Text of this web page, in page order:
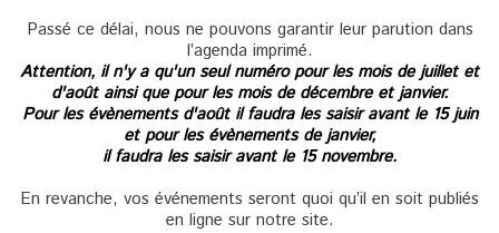
Passé ce délai, nous ne pouvons garantir leur parution dans
l’agenda imprimé.
Attention, il n'y a qu'un seul numéro pour les mois de juillet et
d'août ainsi que pour les mois de décembre et janvier.
Pour les évènements d'août il faudra les saisir avant le 15 juin
et pour les évènements de janvier,
il faudra les saisir avant le 15 novembre.
En revanche, vos événements seront quoi qu’il en soit publiés
en ligne sur notre site.